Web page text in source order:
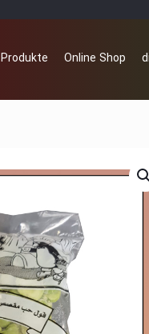
Produkte Online Shop